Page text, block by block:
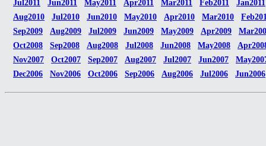
Jul2011
Jun2011 May2011 Apr2011 Mar2011 Feb2011
Jan2011
Aug2010
Jul2010 Jun2010 May2010 Apr2010 Mar2010
Sep2009
Aug2009 Jul2009 Jun2009 May2009 Apr2009
Oct2008
Sep2008 Aug2008 Jul2008 Jun2008 May2008
Nov2007
Oct2007 Sep2007 Aug2007 Jul2007 Jun2007
Dec2006
Nov2006 Oct2006 Sep2006 Aug2006 Jul2006 Jun2006